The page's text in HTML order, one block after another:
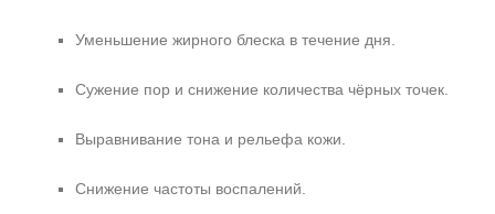
Уменьшение жирного блеска в течение дня.
Сужение пор и снижение количества чёрных точек.
Выравнивание тона и рельефа кожи.
Снижение частоты воспалений.